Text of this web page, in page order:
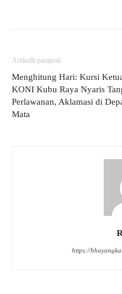
Artikulli paraprak
Menghitung Hari: Kursi
KONI Kubu Raya Nyaris
Perlawanan, Aklamasi di
Mata
https://